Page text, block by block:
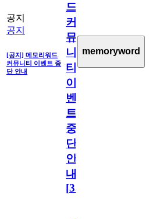
공지
공지
[공지] 메모리워드
커뮤니티 이벤트 중
단 안내
드
커
뮤
니
티
이
벤
트
중
단
안
내
[31
memoryword